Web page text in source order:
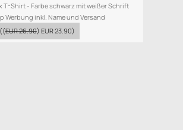
T-Shirt - Farbe schwarz mit weißer Schrift
Werbung inkl. Name und Versand
((EUR 26.90) EUR 23.90)